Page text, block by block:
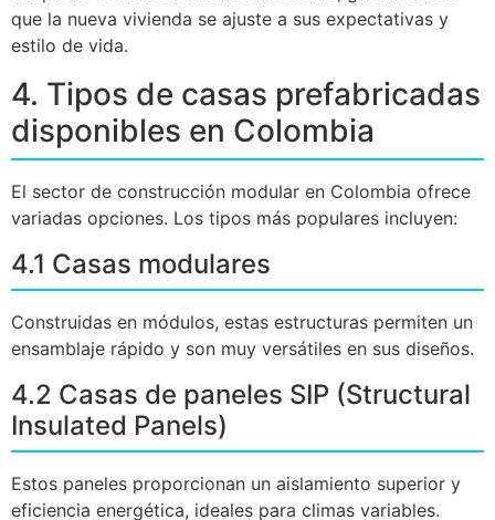
que la nueva vivienda se ajuste a sus expectativas y
estilo de vida.
4. Tipos de casas prefabricadas
disponibles en Colombia
El sector de construcción modular en Colombia ofrece
variadas opciones. Los tipos más populares incluyen:
4.1 Casas modulares
Construidas en módulos, estas estructuras permiten un
ensamblaje rápido y son muy versátiles en sus diseños.
4.2 Casas de paneles SIP (Structural
Insulated Panels)
Estos paneles proporcionan un aislamiento superior y
eficiencia energética, ideales para climas variables.